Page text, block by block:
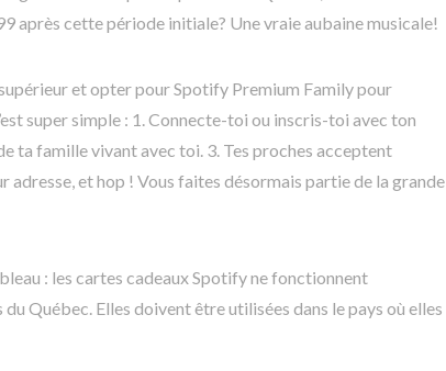
après cette période initiale? Une vraie aubaine musicale!
et opter pour Spotify Premium Family pour
super simple : 1. Connecte-toi ou inscris-toi avec ton
ta famille vivant avec toi. 3. Tes proches acceptent
adresse, et hop ! Vous faites désormais partie de la grande
: les cartes cadeaux Spotify ne fonctionnent
Québec. Elles doivent être utilisées dans le pays où elles